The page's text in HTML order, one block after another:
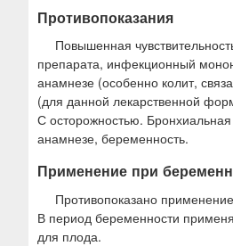
Противопоказания
Повышенная
препарата, инфекционный
анамнезе (особенно колит,
(для данной лекарственной
С осторожностью. Бронхиальная
анамнезе, беременность.
Применение при
Противопоказано
В период беременности
для плода.